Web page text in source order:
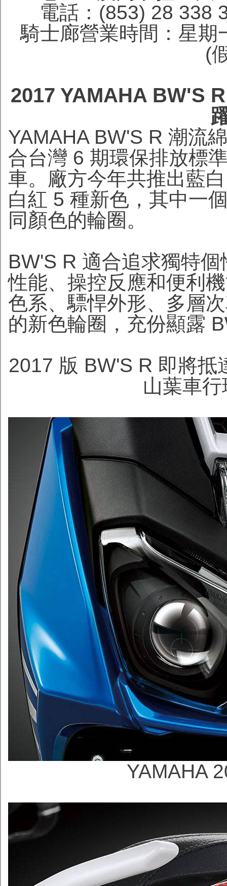
電話：(853) 28 338
騎士廊營業時間：星期
(
2017 YAMAHA BW'S
YAMAHA BW'S R 潮流
合台灣 6 期環保排放標
車。廠方今年共推出藍
白紅 5 種新色，其中一
同顏色的輪圈。
BW'S R 適合追求獨特
性能、操控反應和便利
色系、驃悍外形、多層
的新色輪圈，充份顯露
2017 版 BW'S R 即將抵
山葉車
YAMAHA